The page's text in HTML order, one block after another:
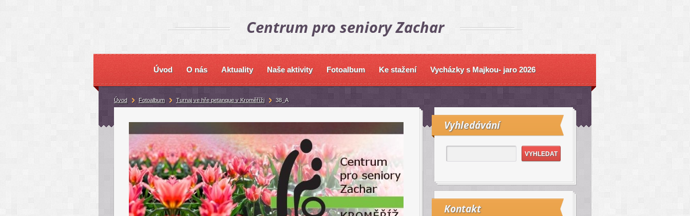
Centrum pro seniory Zachar
Úvod O nás Aktuality Naše aktivity Fotoalbum Ke stažení Vycházky s Majkou- jaro 2026
Vyhledávání
Kontakt
Úvod Fotoalbum Turnaj ve hře petanque v Kroměříži 38_A